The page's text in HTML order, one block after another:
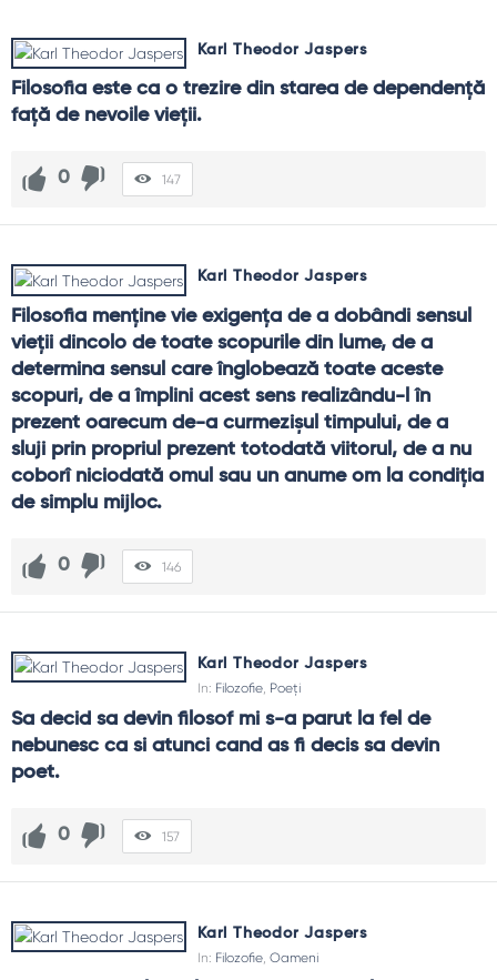
Karl Theodor Jaspers
Filosofia este ca o trezire din starea de dependenţă
faţă de nevoile vieţii.
0 147
Karl Theodor Jaspers
Filosofia menţine vie exigenţa de a dobândi sensul
vieţii dincolo de toate scopurile din lume, de a
determina sensul care înglobează toate aceste
scopuri, de a împlini acest sens realizându-l în
prezent oarecum de-a curmezişul timpului, de a
sluji prin propriul prezent totodată viitorul, de a nu
coborî niciodată omul sau un anume om la condiţia
de simplu mijloc.
0 146
Karl Theodor Jaspers
In: Filozofie Poeți
Sa decid sa devin filosof mi s-a parut la fel de
nebunesc ca si atunci cand as fi decis sa devin
poet.
0 157
Karl Theodor Jaspers
In: Filozofie Oameni